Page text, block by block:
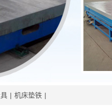
| 机床垫铁 |